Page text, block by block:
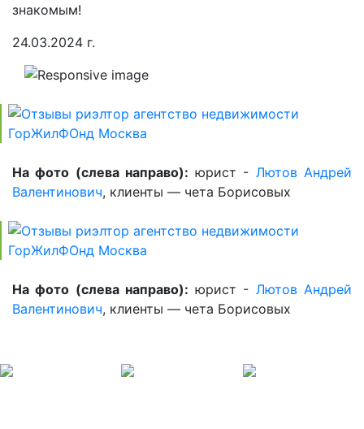
знакомым!
24.03.2024 г.
На фото (слева направо): юрист - Лютов Андрей
Валентинович, клиенты — чета Борисовых
На фото (слева направо): юрист - Лютов Андрей
Валентинович, клиенты — чета Борисовых